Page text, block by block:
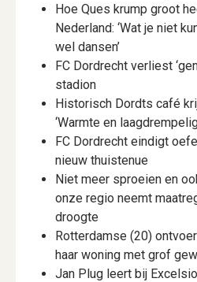
Hoe Ques krump groot
Nederland: ‘Wat je niet
wel dansen’
FC Dordrecht verliest
stadion
Historisch Dordts café
‘Warmte en
FC Dordrecht eindigt
nieuw thuistenue
Niet meer sproeien en
onze regio neemt
droogte
Rotterdamse (20)
haar woning met grof
Jan Plug leert bij